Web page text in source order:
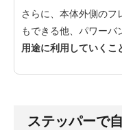
さらに、本体外側のフ
もできる他、パワーバ
用途に利用していくこ
ステッパーで